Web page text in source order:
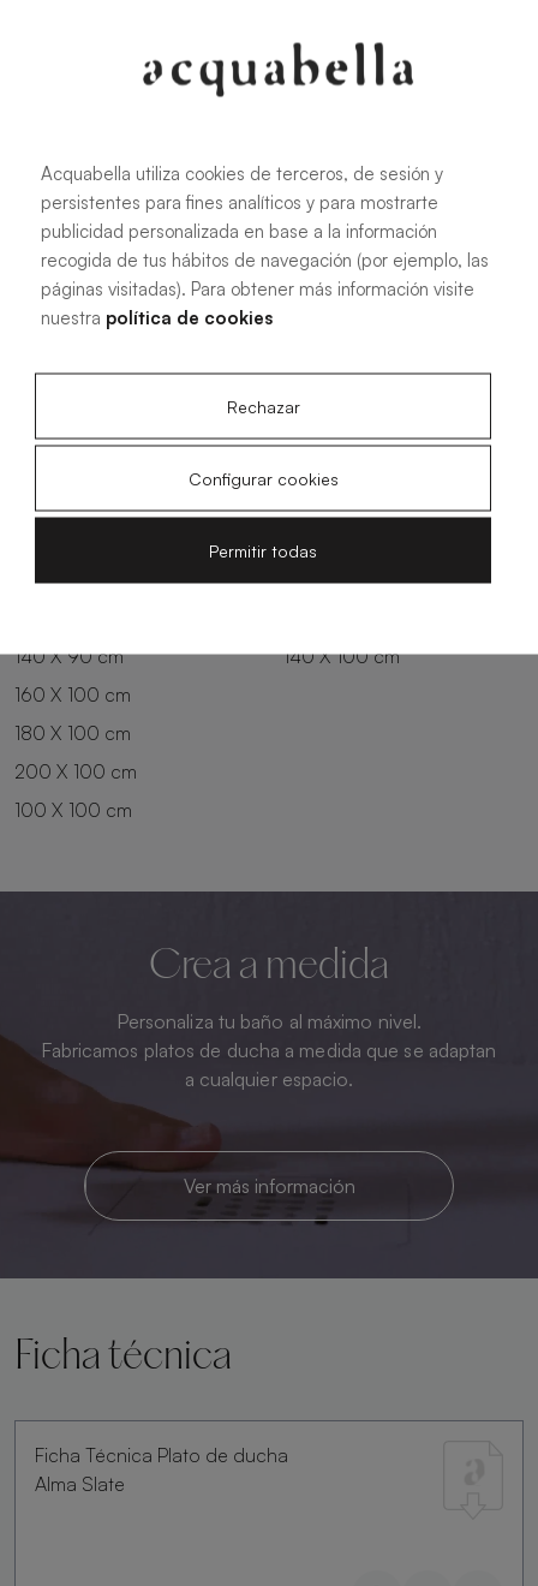
Todas las medidas
100 X 70 cm
100 X 90 cm
140 X 90 cm
180 X 90 cm
200 X 90 cm
140 X 100 cm
160 X 100 cm
180 X 100 cm
200 X 100 cm
100 X 100 cm
Crea a medida
Personaliza tu baño al máximo nivel.
Fabricamos platos de ducha a medida que se adaptan
a cualquier espacio.
Ver más información
Ficha técnica
Ficha Técnica Plato de ducha
Alma Slate
Acquabella utiliza cookies de terceros, de sesión y
persistentes para fines analíticos y para mostrarte
publicidad personalizada en base a la información
recogida de tus hábitos de navegación (por ejemplo, las
páginas visitadas). Para obtener más información visite
nuestra política de cookies
Rechazar
Configurar cookies
Permitir todas